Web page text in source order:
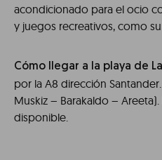
acondicionado para el ocio
y juegos recreativos, como
Cómo llegar a la playa de
por la A8 dirección
Muskiz – Barakaldo –
disponible.